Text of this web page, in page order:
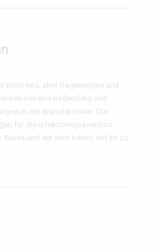
neu, aber Regierungen und
nun ihre Bedeutung und
in der Branche voran. Die
für die Infektionsprävention
und wir sind bereit, mit ihr zu